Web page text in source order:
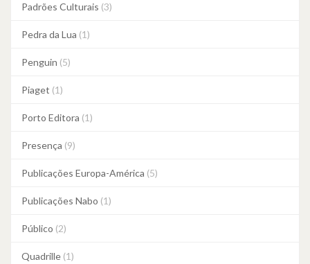
Padrões Culturais (3)
Pedra da Lua (1)
Penguin (5)
Piaget (1)
Porto Editora (1)
Presença (9)
Publicações Europa-América (5)
Publicações Nabo (1)
Público (2)
Quadrille (1)